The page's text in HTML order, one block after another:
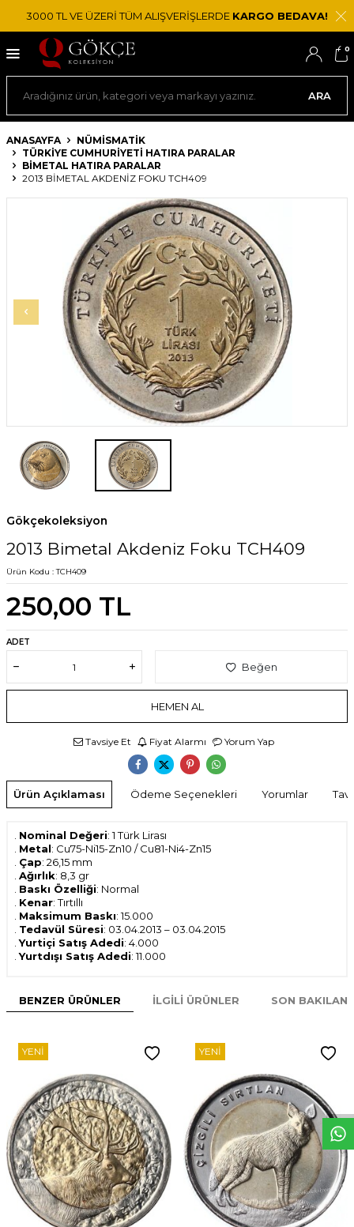
3000 TL VE ÜZERİ TÜM ALIŞVERİŞLERDE KARGO BEDAVA!
ARA
0
ANASAYFA
NÜMİSMATİK
TÜRKIYE CUMHURIYETI HATIRA PARALAR
BIMETAL HATIRA PARALAR
2013 BIMETAL AKDENIZ FOKU TCH409
Gökçekoleksiyon
2013 Bimetal Akdeniz Foku TCH409
Ürün Kodu :TCH409
250,00 TL
ADET
Beğen
HEMEN AL
Tavsiye Et Fiyat Alarmı Yorum Yap
Ürün Açıklaması Ödeme Seçenekleri Yorumlar
. Nominal Değeri: 1 Türk Lirası
. Metal: Cu75-Ni15-Zn10 / Cu81-Ni4-Zn15
. Çap: 26,15 mm
. Ağırlık: 8,3 gr
. Baskı Özelliği: Normal
. Kenar: Tırtıllı
. Maksimum Baskı: 15.000
. Tedavül Süresi: 03.04.2013 – 03.04.2015
.Yurtiçi Satış Adedi: 4.000
.Yurtdışı Satış Adedi: 11.000
BENZER ÜRÜNLER İLGILI ÜRÜNLER SON
YENI YENI